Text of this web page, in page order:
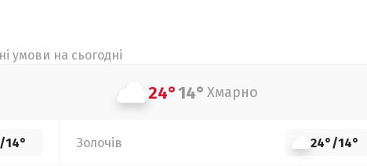
умови на сьогодні
24°14° Хмарно
/14° Золочів 24°/14°